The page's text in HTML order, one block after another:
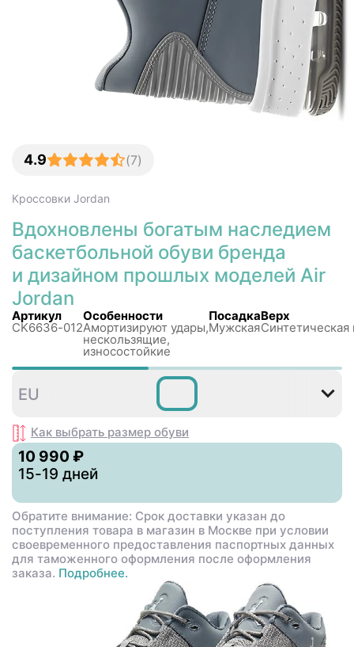
4.9 (7)
Кроссовки Jordan
Вдохновлены богатым наследием
баскетбольной обуви бренда
и дизайном прошлых моделей Air
Jordan
Артикул
CK6636-012
Особенности
Амортизируют удары,
нескользящиe,
износостойкие
Посадка
Мужская
Верх
Синтетическая
43
EU
Как выбрать размер обуви
10 990 ₽
15-19 дней
Обратите внимание: Срок доставки указан до
поступления товара в магазин в Москве при условии
своевременного предоставления паспортных данных
для таможенного оформления после оформления
заказа. Подробнее.